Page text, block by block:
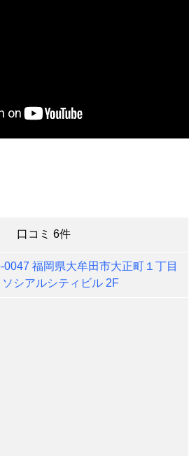
口コミ 6件
0047 福岡県大牟田市大正町１丁目
ソシアルシティビル 2F